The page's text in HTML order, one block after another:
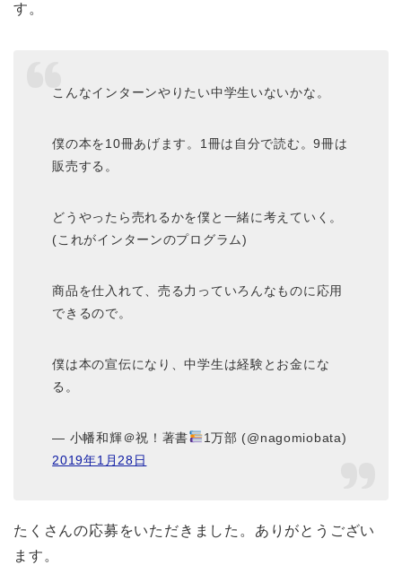
す。
こんなインターンやりたい中学生いないかな。
僕の本を10冊あげます。1冊は自分で読む。9冊は
販売する。
どうやったら売れるかを僕と一緒に考えていく。
(これがインターンのプログラム)
商品を仕入れて、売る力っていろんなものに応用
できるので。
僕は本の宣伝になり、中学生は経験とお金にな
る。
— 小幡和輝＠祝！著書
1万部 (@nagomiobata)
2019年1月28日
たくさんの応募をいただきました。ありがとうござい
ます。